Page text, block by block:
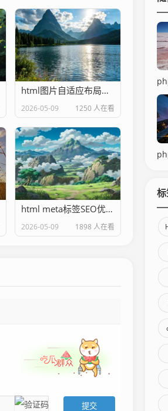
html图片自适应布局技巧
2026-05-09 1250 人在看
html meta标签SEO优化配置
2026-05-09 1898 人在看
标